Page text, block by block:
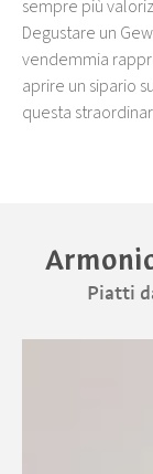
sempre più
Degustare un
vendemmia
aprire un sipario
questa
Piatti